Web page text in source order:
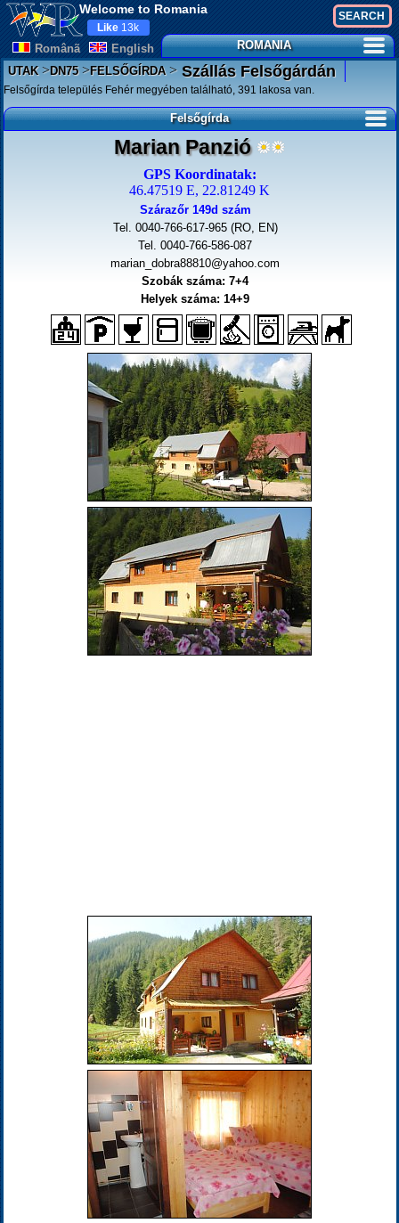
Welcome to Romania
Românã English
Like 13k
ROMANIA
UTAK>DN75>FELSŐGÍRDA>Szállás Felsőgárdán
Felsőgírda település Fehér megyében található, 391 lakosa van.
Felsőgírda
Marian Panzió
GPS Koordinatak:
46.47519 E, 22.81249 K
Szárazőr 149d szám
Tel. 0040-766-617-965 (RO, EN)
Tel. 0040-766-586-087
marian_dobra88810@yahoo.com
Szobák száma: 7+4
Helyek száma: 14+9